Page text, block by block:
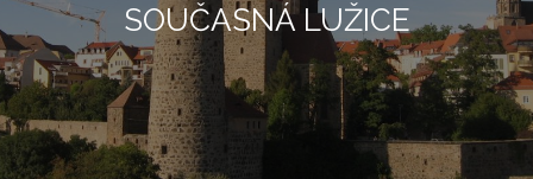
SOUČASNÁ LUŽICE